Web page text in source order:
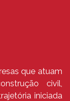
que atuam
civil,
iniciada